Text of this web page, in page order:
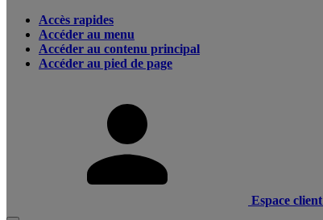
Accès rapides
Accéder au menu
Accéder au contenu principal
Accéder au pied de page
Espace client